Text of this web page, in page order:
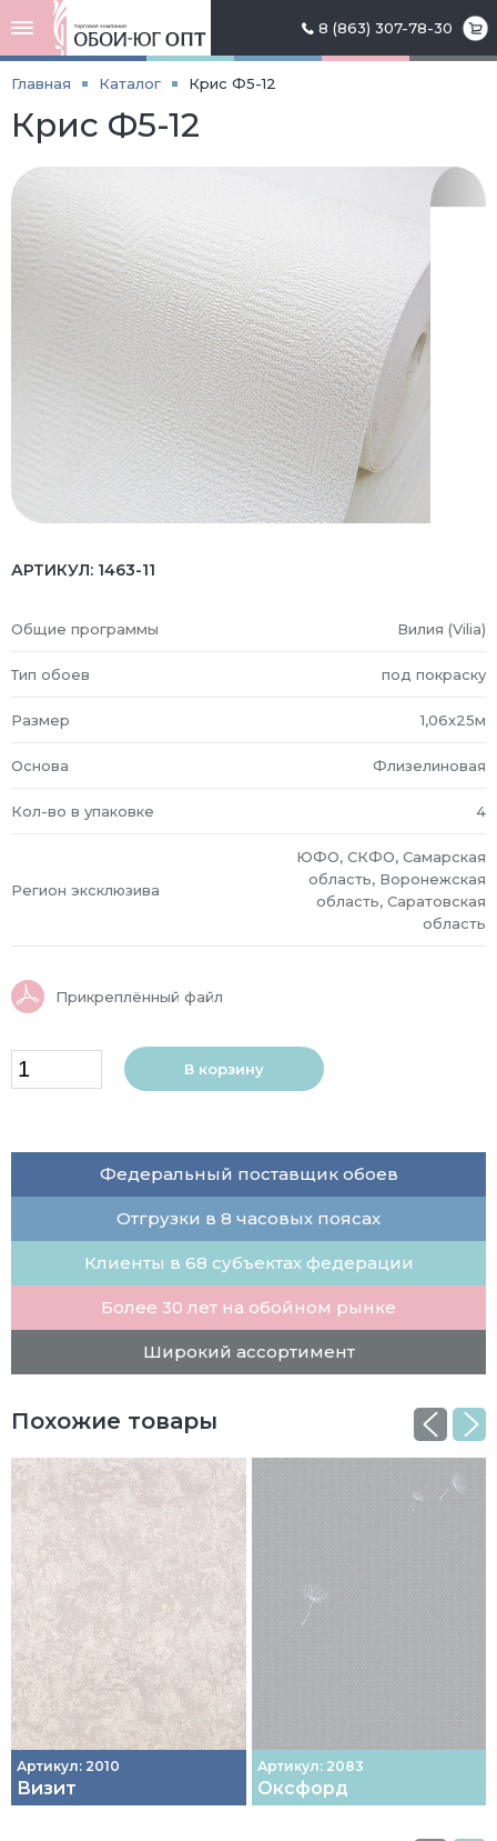
8 (863) 307-78-30
Главная Каталог Крис Ф5-12
Крис Ф5-12
АРТИКУЛ: 1463-11
Общие программы Вилия (Vilia)
Тип обоев под покраску
Размер 1,06x25м
Основа Флизелиновая
Кол-во в упаковке 4
Регион эксклюзива
ЮФО, СКФО, Самарская
область, Воронежская
область, Саратовская
область
Прикреплённый файл
В корзину
Федеральный поставщик обоев
Отгрузки в 8 часовых поясах
Клиенты в 68 субъектах федерации
Более 30 лет на обойном рынке
Широкий ассортимент
Похожие товары
Артикул: 2010
Визит
Артикул: 2083
Оксфорд